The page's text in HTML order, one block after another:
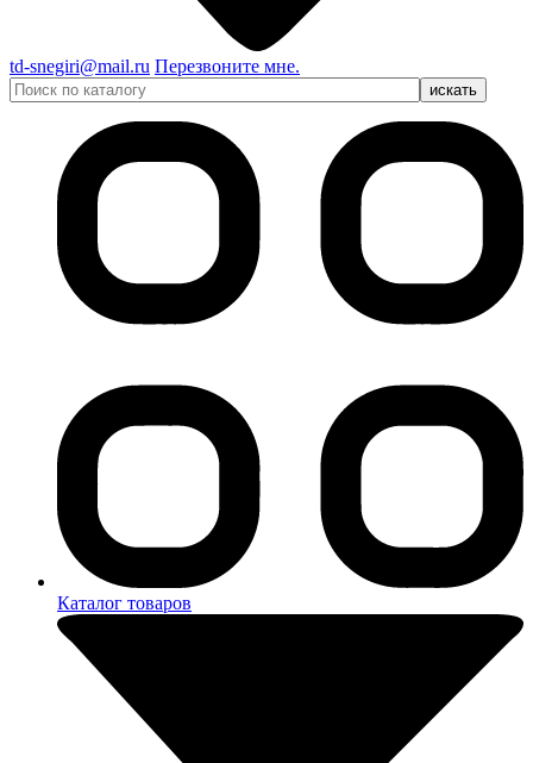
td-snegiri@mail.ru Перезвоните мне.
Каталог товаров